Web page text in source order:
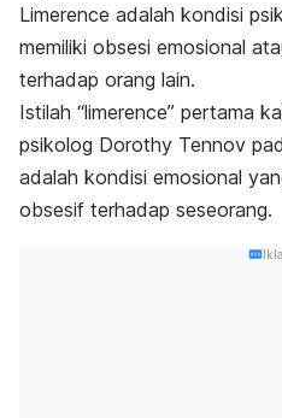
Limerence adalah kondisi
memiliki obsesi emosional
terhadap orang lain.
Istilah “limerence” pertama
psikolog Dorothy Tennov
adalah kondisi emosional
obsesif terhadap seseorang.